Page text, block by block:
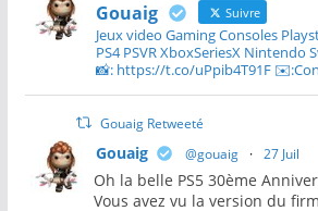
Gouaig Suivre
Jeux video Gaming Consoles
PS4 PSVR XboxSeriesX Nintendo
📸: https://t.co/uPpib4T91F
Gouaig Retweeté
Gouaig @gouaig · 27 Juil
Oh la belle PS5 30ème
Vous avez vu la version du